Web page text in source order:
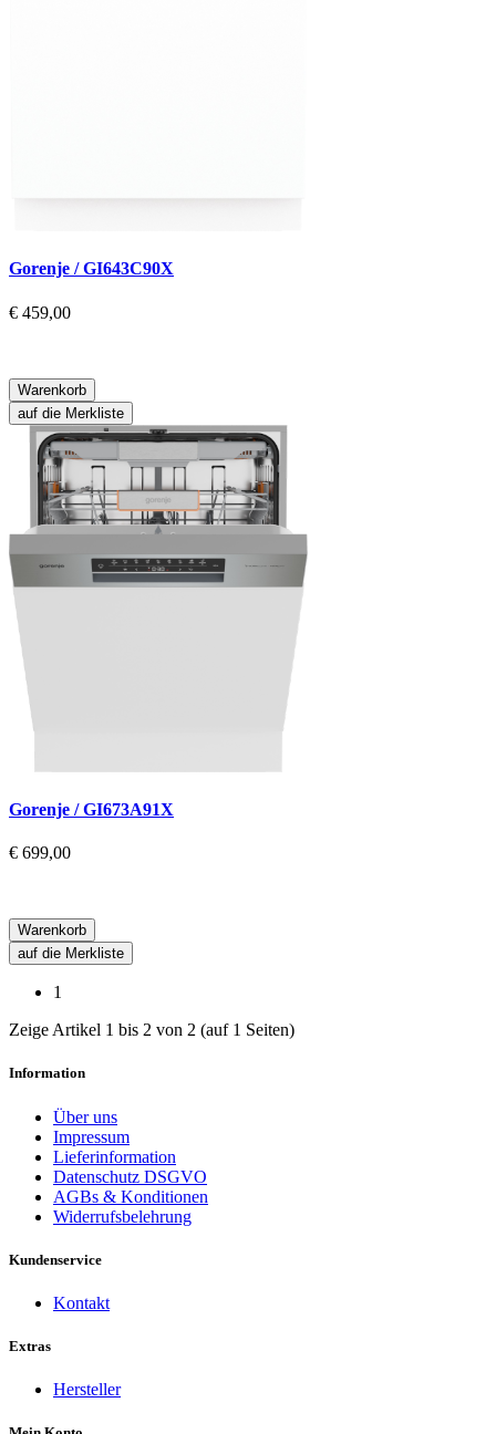
Gorenje / GI643C90X
€ 459,00
Warenkorb
auf die Merkliste
Gorenje / GI673A91X
€ 699,00
Warenkorb
auf die Merkliste
1
Zeige Artikel 1 bis 2 von 2 (auf 1 Seiten)
Information
Über uns
Impressum
Lieferinformation
Datenschutz DSGVO
AGBs & Konditionen
Widerrufsbelehrung
Kundenservice
Kontakt
Extras
Hersteller